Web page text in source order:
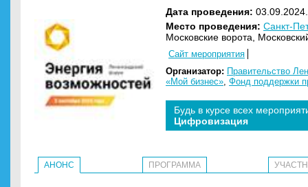
Дата проведения:
Место проведения: Санкт-
Московские ворота,
Сайт мероприятия
Организатор: Правительство
«Мой бизнес», Фонд поддержки
Будь в курсе всех
Цифровизация
АНОНС ПРОГРАММА